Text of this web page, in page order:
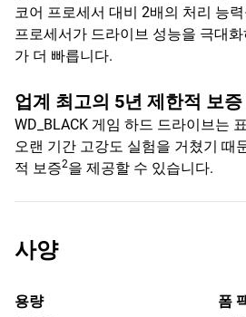
코어 프로세서 대비 2배의 처리 능
프로세서가 드라이브 성능을 극대
가 더 빠릅니다.
업계 최고의 5년 제한적 보증
WD_BLACK 게임 하드 드라이브는
오랜 기간 고강도 실험을 거쳤기 때
적 보증2을 제공할 수 있습니다.
사양
용량
폼